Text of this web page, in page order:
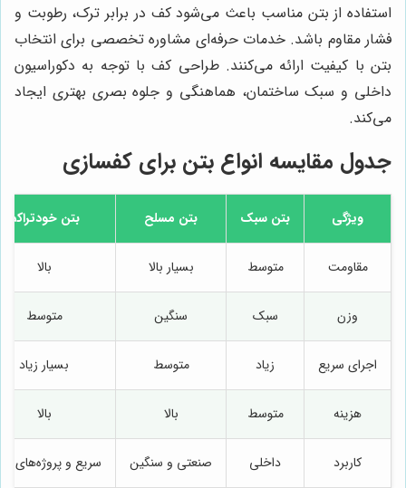
استفاده از بتن مناسب باعث می‌شود کف در برابر ترک، رطوبت و
فشار مقاوم باشد. خدمات حرفه‌ای مشاوره تخصصی برای انتخاب
بتن با کیفیت ارائه می‌کنند. طراحی کف با توجه به دکوراسیون
داخلی و سبک ساختمان، هماهنگی و جلوه بصری بهتری ایجاد
می‌کند.
جدول مقایسه انواع بتن برای کفسازی
ویژگی بتن سبک بتن مسلح بتن خودتراکم
مقاومت متوسط بسیار بالا بالا
وزن سبک سنگین متوسط
اجرای سریع زیاد متوسط بسیار زیاد
هزینه متوسط بالا بالا
کاربرد داخلی صنعتی و سنگین سریع و پروژه‌های